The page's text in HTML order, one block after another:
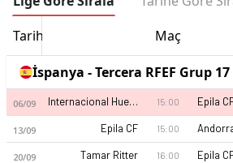
Tarih Maç
İspanya - Tercera RFEF Grup 17
06/09 Internacional Huesca 15:00 Epila
13/09 Epila CF 15:00
20/09 Tamar Ritter 16:00 Epila